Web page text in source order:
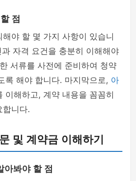
점
야 할 몇 가지 사항이 있습니
자격 요건을 충분히 이해해야
서류를 사전에 준비하여 청약
록 해야 합니다. 마지막으로, 아
이해하고, 계약 내용을 꼼꼼히
합니다.
및 계약금 이해하기
아봐야 할 점